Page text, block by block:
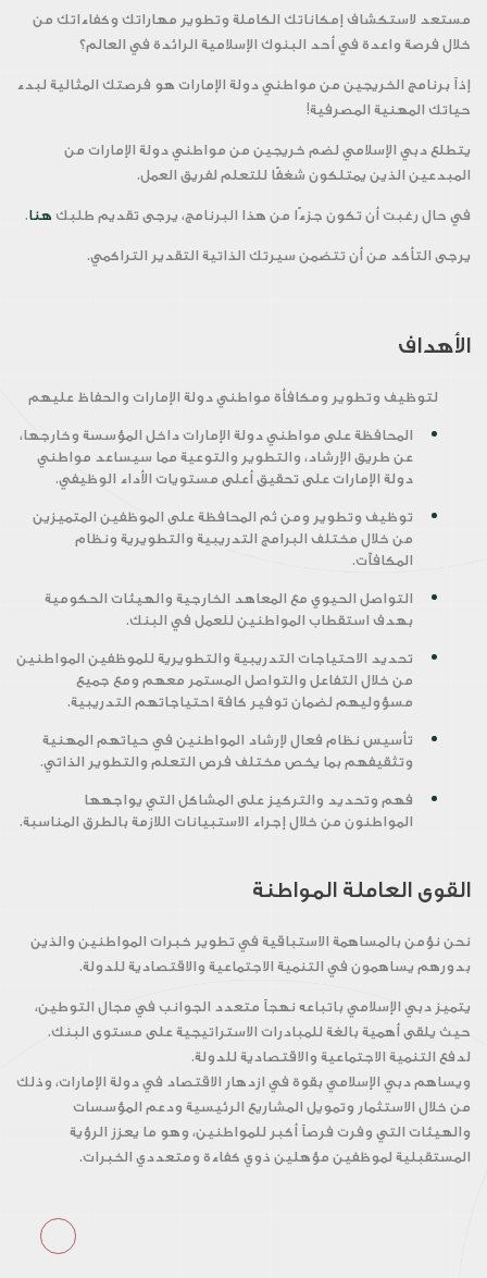
مستعد لاستكشاف إمكاناتك الكاملة وتطوير مهاراتك وكفاءاتك من
خلال فرصة واعدة في أحد البنوك الإسلامية الرائدة في العالم؟
إذاً برنامج الخريجين من مواطني دولة الإمارات هو فرصتك المثالية لبدء
حياتك المهنية المصرفية!
يتطلع دبي الإسلامي لضم خريجين من مواطني دولة الإمارات من
المبدعين الذين يمتلكون شغفًا للتعلم لفريق العمل.
في حال رغبت أن تكون جزءًا من هذا البرنامج، يرجى تقديم طلبك هنا.
يرجى التأكد من أن تتضمن سيرتك الذاتية التقدير التراكمي.
الأهداف
لتوظيف وتطوير ومكافأة مواطني دولة الإمارات والحفاظ عليهم
المحافظة على مواطني دولة الإمارات داخل المؤسسة وخارجها،
عن طريق الإرشاد، والتطوير والتوعية مما سيساعد مواطني
دولة الإمارات على تحقيق أعلى مستويات الأداء الوظيفي.
توظيف وتطوير ومن ثم المحافظة على الموظفين المتميزين
من خلال مختلف البرامج التدريبية والتطويرية ونظام
المكافآت.
التواصل الحيوي مع المعاهد الخارجية والهيئات الحكومية
بهدف استقطاب المواطنين للعمل في البنك.
تحديد الاحتياجات التدريبية والتطويرية للموظفين المواطنين
من خلال التفاعل والتواصل المستمر معهم ومع جميع
مسؤوليهم لضمان توفير كافة احتياجاتهم التدريبية.
تأسيس نظام فعال لإرشاد المواطنين في حياتهم المهنية
وتثقيفهم بما يخص مختلف فرص التعلم والتطوير الذاتي.
فهم وتحديد والتركيز على المشاكل التي يواجهها
المواطنون من خلال إجراء الاستبيانات اللازمة بالطرق المناسبة.
القوى العاملة المواطنة
نحن نؤمن بالمساهمة الاستباقية في تطوير خبرات المواطنين والذين
بدورهم يساهمون في التنمية الاجتماعية والاقتصادية للدولة.
يتميز دبي الإسلامي باتباعه نهجاً متعدد الجوانب في مجال التوطين،
حيث يلقى أهمية بالغة للمبادرات الاستراتيجية على مستوى البنك.
لدفع التنمية الاجتماعية والاقتصادية للدولة.
ويساهم دبي الإسلامي بقوة في ازدهار الاقتصاد في دولة الإمارات، وذلك
من خلال الاستثمار وتمويل المشاريع الرئيسية ودعم المؤسسات
والهيئات التي وفرت فرصاً أكبر للمواطنين، وهو ما يعزز الرؤية
المستقبلية لموظفين مؤهلين ذوي كفاءة ومتعددي الخبرات.